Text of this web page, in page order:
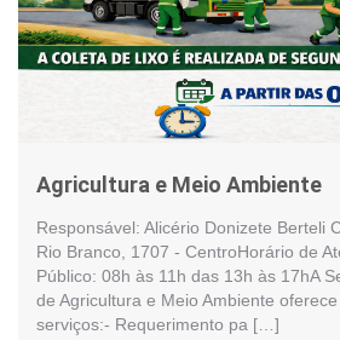
Agricultura e Meio Ambiente
Responsável: Alicério Donizete Berteli
Rio Branco, 1707 - CentroHorário de
Público: 08h às 11h das 13h às 17hA
de Agricultura e Meio Ambiente
serviços:- Requerimento pa […]